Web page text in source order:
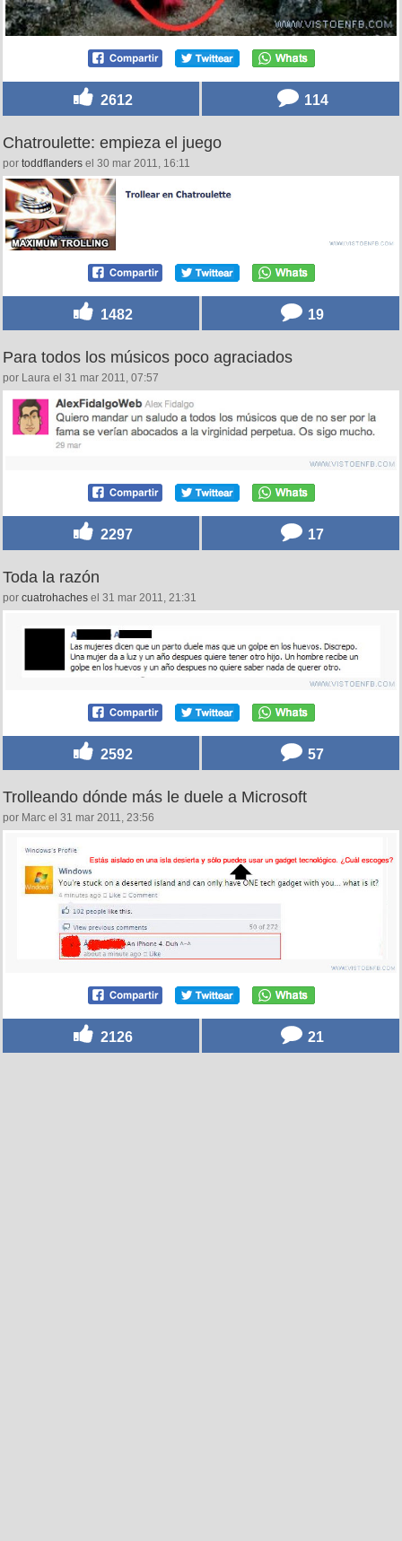
2612 114
Chatroulette: empieza el juego
por toddflanders el 30 mar 2011, 16:11
1482 19
Para todos los músicos poco agraciados
por Laura el 31 mar 2011, 07:57
2297 17
Toda la razón
por cuatrohaches el 31 mar 2011, 21:31
2592 57
Trolleando dónde más le duele a Microsoft
por Marc el 31 mar 2011, 23:56
2126 21